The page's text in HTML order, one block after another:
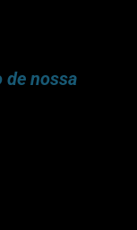
de nossa